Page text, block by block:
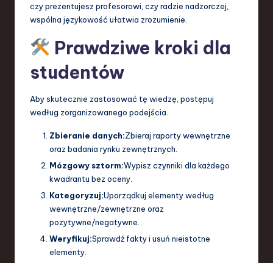
czy prezentujesz profesorowi, czy radzie nadzorczej,
wspólna językowość ułatwia zrozumienie.
Prawdziwe kroki dla
studentów
Aby skutecznie zastosować tę wiedzę, postępuj
według zorganizowanego podejścia.
Zbieranie danych:Zbieraj raporty wewnętrzne
oraz badania rynku zewnętrznych.
Mózgowy sztorm:Wypisz czynniki dla każdego
kwadrantu bez oceny.
Kategoryzuj:Uporządkuj elementy według
wewnętrzne/zewnętrzne oraz
pozytywne/negatywne.
Weryfikuj:Sprawdź fakty i usuń nieistotne
elementy.